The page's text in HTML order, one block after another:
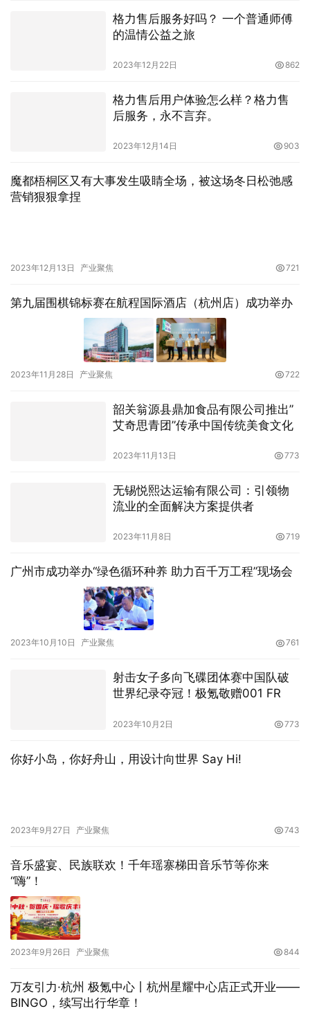
格力售后服务好吗？ 一个普通师傅
的温情公益之旅
2023年12月22日 862
格力售后用户体验怎么样？格力售
后服务，永不言弃。
2023年12月14日 903
魔都梧桐区又有大事发生吸睛全场，被这场冬日松弛感
营销狠狠拿捏
2023年12月13日 产业聚焦 721
第九届围棋锦标赛在航程国际酒店（杭州店）成功举办
2023年11月28日 产业聚焦 722
韶关翁源县鼎加食品有限公司推出”
艾奇思青团”传承中国传统美食文化
2023年11月13日 773
无锡悦熙达运输有限公司：引领物
流业的全面解决方案提供者
2023年11月8日 719
广州市成功举办“绿色循环种养 助力百千万工程”现场会
2023年10月10日 产业聚焦 761
射击女子多向飞碟团体赛中国队破
世界纪录夺冠！极氪敬赠001 FR
2023年10月2日 773
你好小岛，你好舟山，用设计向世界 Say Hi!
2023年9月27日 产业聚焦 743
音乐盛宴、民族联欢！千年瑶寨梯田音乐节等你来
“嗨”！
2023年9月26日 产业聚焦 844
万友引力·杭州 极氪中心丨杭州星耀中心店正式开业——
BINGO，续写出行华章！